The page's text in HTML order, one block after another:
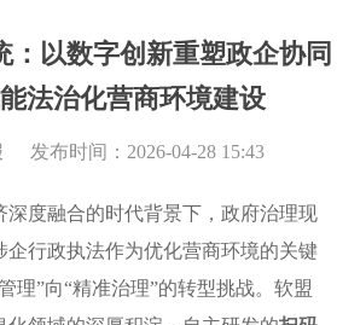
：以数字创新重塑政企协同
法治化营商环境建设
发布时间：2026-04-28 15:43
深度融合的时代背景下，政府治理现
企行政执法作为优化营商环境的关键
理”向“精准治理”的转型挑战。软盟